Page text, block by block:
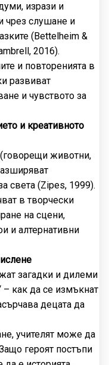
изрази и
чрез слушане и
(Bettelheim &
2016).
и повторенията в
развиват
и чувството за
и креативното
животни,
света (Zipes, 1999).
в творчески
на сцени,
и алтернативни
загадки и дилеми
– как да се измъкнат
децата да
учителят може да
героят постъпи